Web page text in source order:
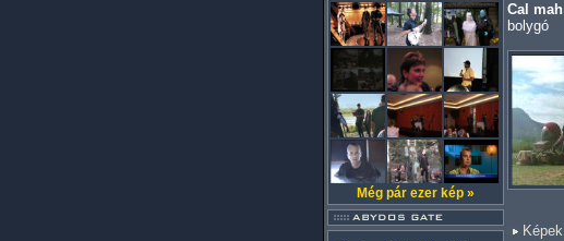
Még pár ezer kép »
Cal mah
bolygó
Képek